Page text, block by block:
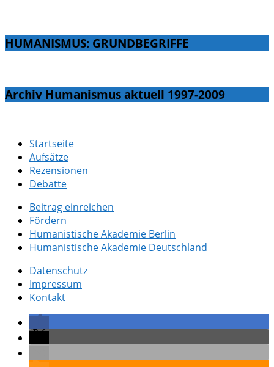
HUMANISMUS: GRUNDBEGRIFFE
Archiv Humanismus aktuell 1997-2009
Startseite
Aufsätze
Rezensionen
Debatte
Beitrag einreichen
Fördern
Humanistische Akademie Berlin
Humanistische Akademie Deutschland
Datenschutz
Impressum
Kontakt